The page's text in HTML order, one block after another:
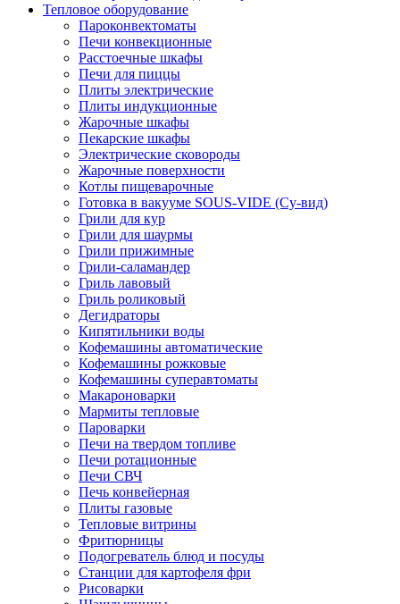
Тепловое оборудование
Пароконвектоматы
Печи конвекционные
Расстоечные шкафы
Печи для пиццы
Плиты электрические
Плиты индукционные
Жарочные шкафы
Пекарские шкафы
Электрические сковороды
Жарочные поверхности
Котлы пищеварочные
Готовка в вакууме SOUS-VIDE (Су-вид)
Грили для кур
Грили для шаурмы
Грили прижимные
Грили-саламандер
Гриль лавовый
Гриль роликовый
Дегидраторы
Кипятильники воды
Кофемашины автоматические
Кофемашины рожковые
Кофемашины суперавтоматы
Макароноварки
Мармиты тепловые
Пароварки
Печи на твердом топливе
Печи ротационные
Печи СВЧ
Печь конвейерная
Плиты газовые
Тепловые витрины
Фритюрницы
Подогреватель блюд и посуды
Станции для картофеля фри
Рисоварки